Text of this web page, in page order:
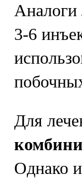
Аналоги
3-6
Для
Однако